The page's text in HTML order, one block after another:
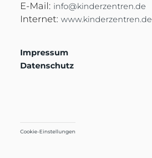
E-Mail: info@kinderzentren.de
Internet: www.kinderzentren.de
Impressum
Datenschutz
Cookie-Einstellungen